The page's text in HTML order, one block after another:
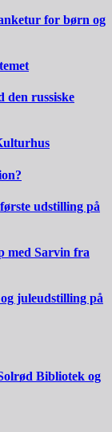
for børn og
den russiske
udstilling på
med Sarvin fra
juleudstilling på
Bibliotek og